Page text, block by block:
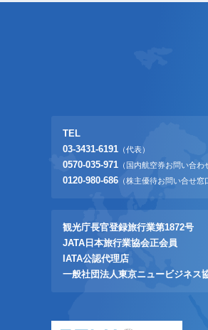
TEL
03-3431-6191 （代表）
0570-035-971 （国内航空券お問い合わ
0120-980-686 （株主優待お問い合せ窓
観光庁長官登録旅行業第1872号
JATA日本旅行業協会正会員
IATA公認代理店
一般社団法人東京ニュービジネス